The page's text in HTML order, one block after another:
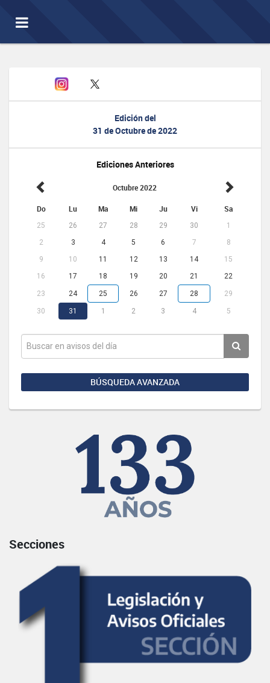
Toggle
navigation
Edición del
31 de Octubre de 2022
Ediciones Anteriores
Octubre 2022
Do Lu Ma Mi Ju Vi Sa
25 26 27 28 29 30
1
2
3 4 5 6 7
8
9
10 11 12 13 14
15
16
17 18 19 20 21 22
23 24 25 26 27 28 29
30 31 1 2 3 4 5
BÚSQUEDA AVANZADA
Secciones